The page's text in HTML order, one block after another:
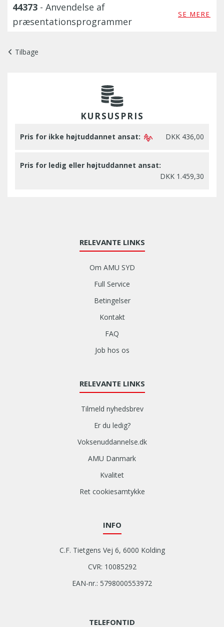
44373 - Anvendelse af
præsentationsprogrammer
SE MERE
Tilbage
KURSUSPRIS
Pris for ikke højtuddannet ansat: DKK 436,00
Pris for ledig eller højtuddannet ansat:
DKK 1.459,30
RELEVANTE LINKS
Om AMU SYD
Full Service
Betingelser
Kontakt
FAQ
Job hos os
RELEVANTE LINKS
Tilmeld nyhedsbrev
Er du ledig?
Voksenuddannelse.dk
AMU Danmark
Kvalitet
Ret cookiesamtykke
INFO
C.F. Tietgens Vej 6, 6000 Kolding
CVR: 10085292
EAN-nr.: 5798000553972
TELEFONTID